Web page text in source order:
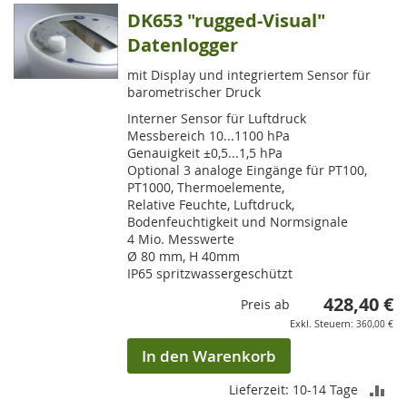
DK653 "rugged-Visual"
Datenlogger
mit Display und integriertem Sensor für
barometrischer Druck
Interner Sensor für Luftdruck
Messbereich 10...1100 hPa
Genauigkeit ±0,5...1,5 hPa
Optional 3 analoge Eingänge für PT100,
PT1000, Thermoelemente,
Relative Feuchte, Luftdruck,
Bodenfeuchtigkeit und Normsignale
4 Mio. Messwerte
Ø 80 mm, H 40mm
IP65 spritzwassergeschützt
428,40 €
360,00 €
Preis ab
In den Warenkorb
Lieferzeit: 10-14 Tage